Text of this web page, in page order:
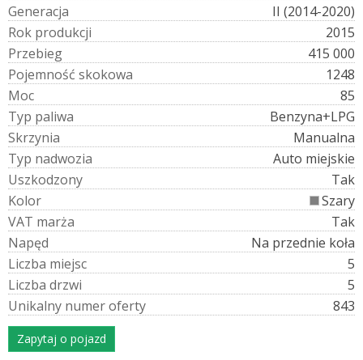
Generacja
II (2014-2020)
Rok produkcji
2015
Przebieg
415 000
Pojemność skokowa
1248
Moc
85
Typ paliwa
Benzyna+LPG
Skrzynia
Manualna
Typ nadwozia
Auto miejskie
Uszkodzony
Tak
Kolor
Szary
VAT marża
Tak
Napęd
Na przednie koła
Liczba miejsc
5
Liczba drzwi
5
Unikalny numeroferty 843
Zapytaj o pojazd